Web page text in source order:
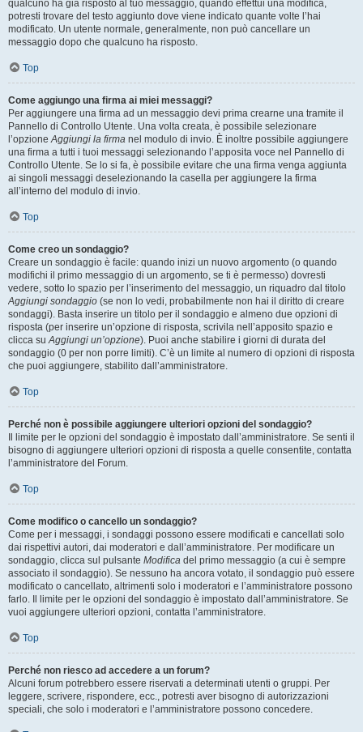
qualcuno ha già risposto al tuo messaggio, quando effettui una modifica,
potresti trovare del testo aggiunto dove viene indicato quante volte l’hai
modificato. Un utente normale, generalmente, non può cancellare un
messaggio dopo che qualcuno ha risposto.
Top
Come aggiungo una firma ai miei messaggi?
Per aggiungere una firma ad un messaggio devi prima crearne una tramite il
Pannello di Controllo Utente. Una volta creata, è possibile selezionare
l’opzioneAggiungi la firma nel modulo di invio. È inoltre possibile aggiungere
una firma a tutti i tuoi messaggi selezionando l’apposita voce nel Pannello di
Controllo Utente. Se lo si fa, è possibile evitare che una firma venga aggiunta
ai singoli messaggi deselezionando la casella per aggiungere la firma
all’interno del modulo di invio.
Top
Come creo un sondaggio?
Creare un sondaggio è facile: quando inizi un nuovo argomento (o quando
modifichi il primo messaggio di un argomento, se ti è permesso) dovresti
vedere, sotto lo spazio per l’inserimento del messaggio, un riquadro dal titolo
Aggiungi sondaggio (se non lo vedi, probabilmente non hai il diritto di creare
sondaggi). Basta inserire un titolo per il sondaggio e almeno due opzioni di
risposta (per inserire un’opzione di risposta, scrivila nell’apposito spazio e
clicca suAggiungi un’opzione). Puoi anche stabilire i giorni di durata del
sondaggio (0 per non porre limiti). C’è un limite al numero di opzioni di risposta
che puoi aggiungere, stabilito dall’amministratore.
Top
Perché non è possibile aggiungere ulteriori opzioni del sondaggio?
Il limite per le opzioni del sondaggio è impostato dall’amministratore. Se senti il
bisogno di aggiungere ulteriori opzioni di risposta a quelle consentite, contatta
l’amministratore del Forum.
Top
Come modifico o cancello un sondaggio?
Come per i messaggi, i sondaggi possono essere modificati e cancellati solo
dai rispettivi autori, dai moderatori e dall’amministratore. Per modificare un
sondaggio, clicca sul pulsante Modifica del primo messaggio (a cui è sempre
associato il sondaggio). Se nessuno ha ancora votato, il sondaggio può essere
modificato o cancellato, altrimenti solo i moderatori e l’amministratore possono
farlo. Il limite per le opzioni del sondaggio è impostato dall’amministratore. Se
vuoi aggiungere ulteriori opzioni, contatta l’amministratore.
Top
Perché non riesco ad accedere a un forum?
Alcuni forum potrebbero essere riservati a determinati utenti o gruppi. Per
leggere, scrivere, rispondere, ecc., potresti aver bisogno di autorizzazioni
speciali, che solo i moderatori e l’amministratore possono concedere.